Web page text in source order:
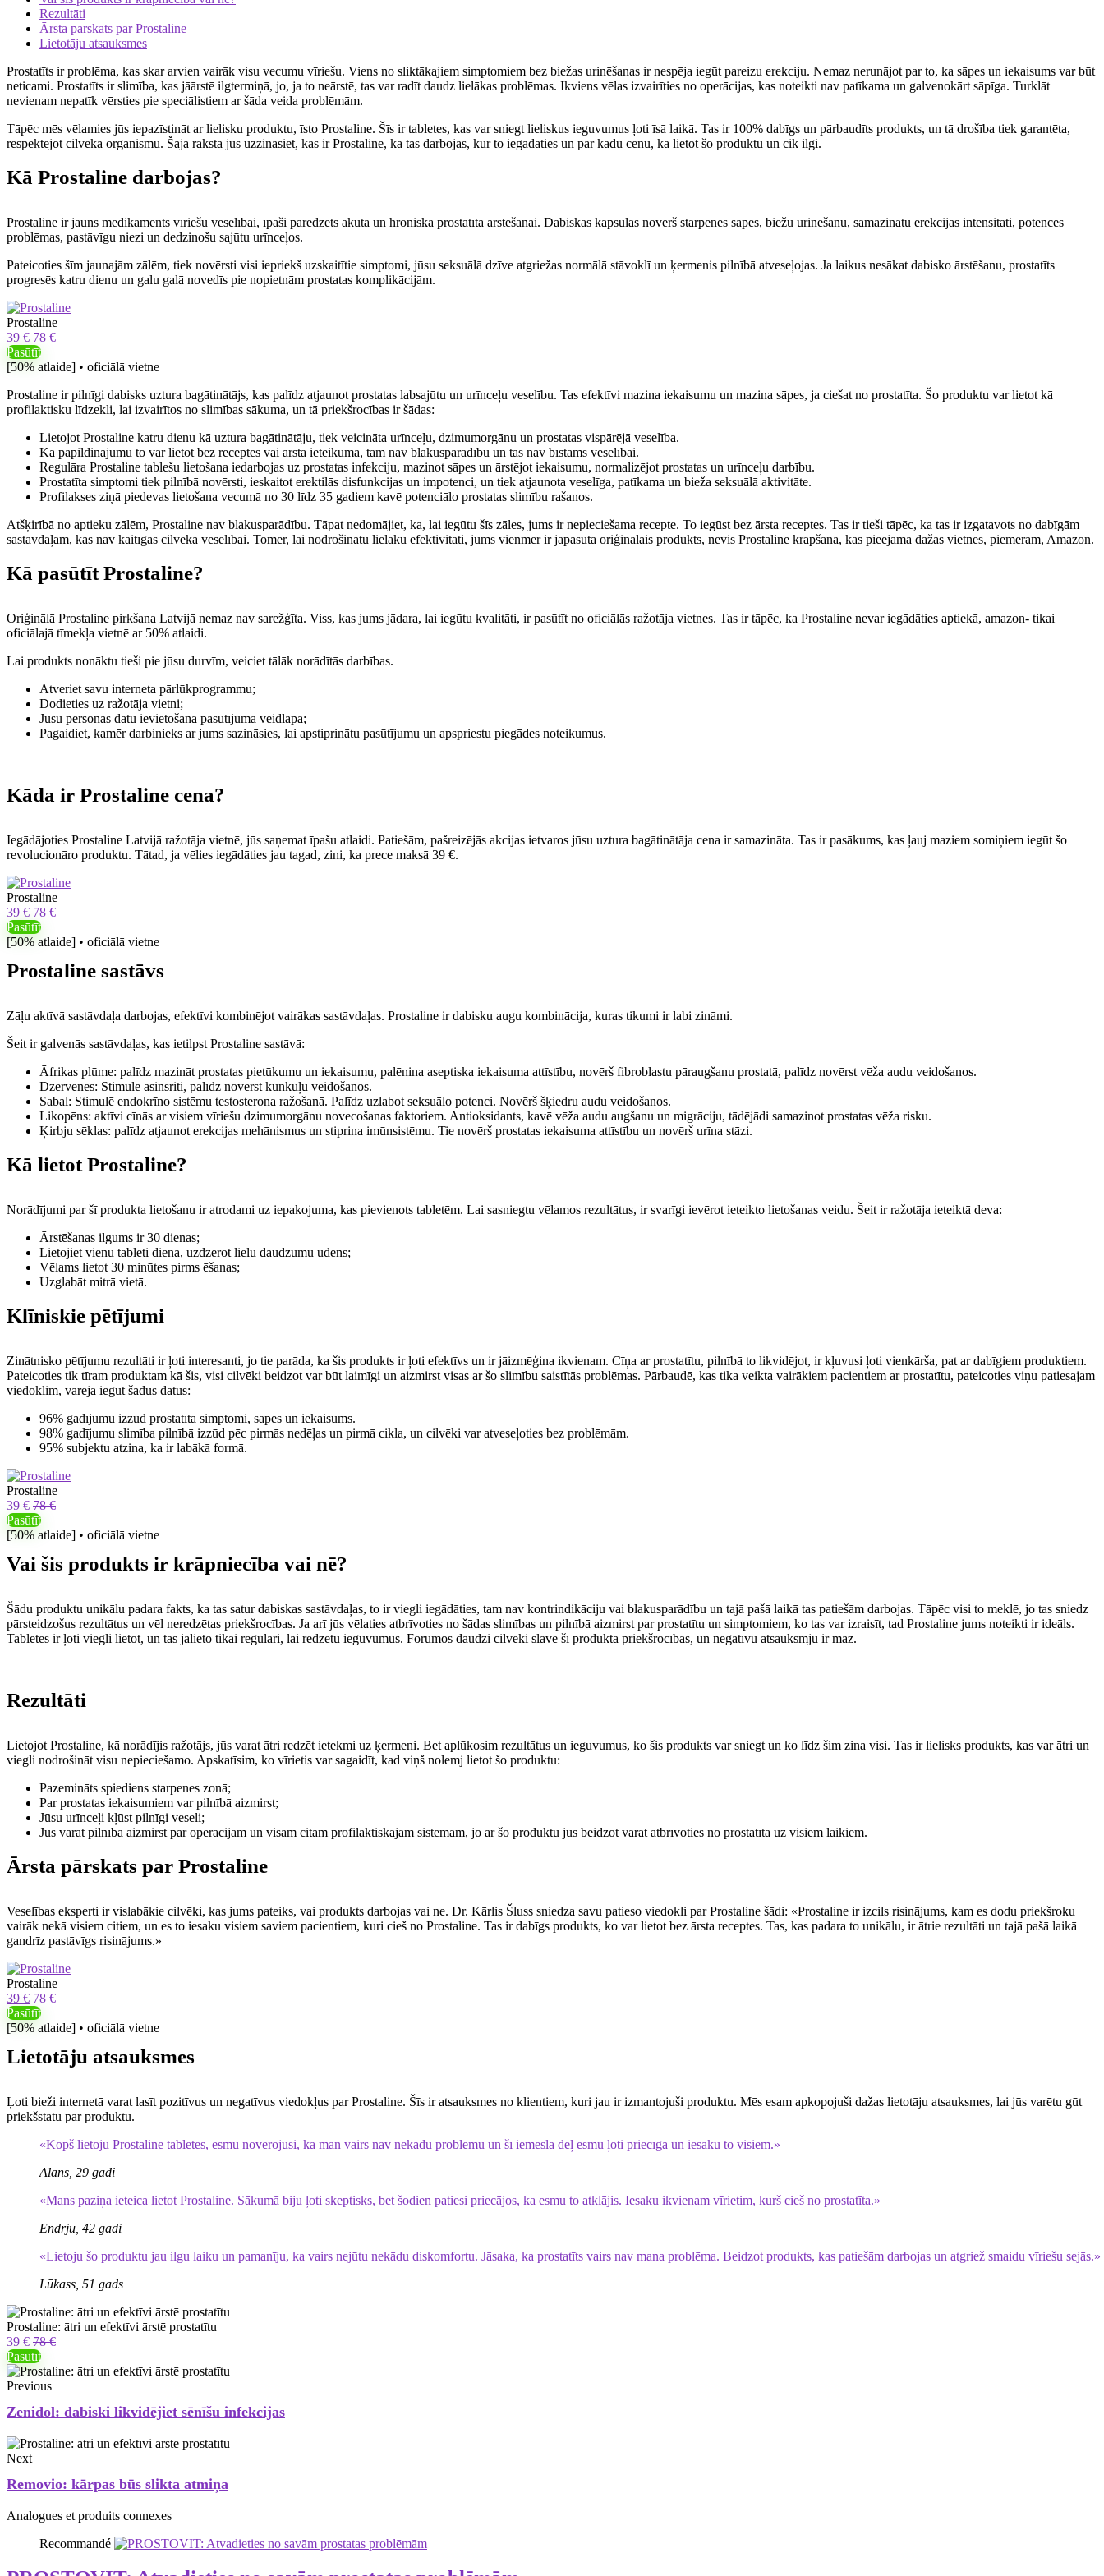
Rezultāti
Ārsta pārskats par Prostaline
Lietotāju atsauksmes
Prostatīts ir problēma, kas skar arvien vairāk visu vecumu vīriešu. Viens no sliktākajiem simptomiem bez biežas urinēšanas ir nespēja iegūt pareizu erekciju. Nemaz nerunājot par to, ka sāpes un iekaisums var būt
neticami. Prostatīts ir slimība, kas jāārstē ilgtermiņā, jo, ja to neārstē, tas var radīt daudz lielākas problēmas. Ikviens vēlas izvairīties no operācijas, kas noteikti nav patīkama un galvenokārt sāpīga. Turklāt
nevienam nepatīk vērsties pie speciālistiem ar šāda veida problēmām.
Tāpēc mēs vēlamies jūs iepazīstināt ar lielisku produktu, īsto Prostaline. Šīs ir tabletes, kas var sniegt lieliskus ieguvumus ļoti īsā laikā. Tas ir 100% dabīgs un pārbaudīts produkts, un tā drošība tiek garantēta,
respektējot cilvēka organismu. Šajā rakstā jūs uzzināsiet, kas ir Prostaline, kā tas darbojas, kur to iegādāties un par kādu cenu, kā lietot šo produktu un cik ilgi.
Kā Prostaline darbojas?
Prostaline ir jauns medikaments vīriešu veselībai, īpaši paredzēts akūta un hroniska prostatīta ārstēšanai. Dabiskās kapsulas novērš starpenes sāpes, biežu urinēšanu, samazinātu erekcijas intensitāti, potences
problēmas, pastāvīgu niezi un dedzinošu sajūtu urīnceļos.
Pateicoties šīm jaunajām zālēm, tiek novērsti visi iepriekš uzskaitītie simptomi, jūsu seksuālā dzīve atgriežas normālā stāvoklī un ķermenis pilnībā atveseļojas. Ja laikus nesākat dabisko ārstēšanu, prostatīts
progresēs katru dienu un galu galā novedīs pie nopietnām prostatas komplikācijām.
Prostaline
39 € 78 €
Pasūtīt
[50% atlaide] • oficiālā vietne
Prostaline ir pilnīgi dabisks uztura bagātinātājs, kas palīdz atjaunot prostatas labsajūtu un urīnceļu veselību. Tas efektīvi mazina iekaisumu un mazina sāpes, ja ciešat no prostatīta. Šo produktu var lietot kā
profilaktisku līdzekli, lai izvairītos no slimības sākuma, un tā priekšrocības ir šādas:
Lietojot Prostaline katru dienu kā uztura bagātinātāju, tiek veicināta urīnceļu, dzimumorgānu un prostatas vispārējā veselība.
Kā papildinājumu to var lietot bez receptes vai ārsta ieteikuma, tam nav blakusparādību un tas nav bīstams veselībai.
Regulāra Prostaline tablešu lietošana iedarbojas uz prostatas infekciju, mazinot sāpes un ārstējot iekaisumu, normalizējot prostatas un urīnceļu darbību.
Prostatīta simptomi tiek pilnībā novērsti, ieskaitot erektilās disfunkcijas un impotenci, un tiek atjaunota veselīga, patīkama un bieža seksuālā aktivitāte.
Profilakses ziņā piedevas lietošana vecumā no 30 līdz 35 gadiem kavē potenciālo prostatas slimību rašanos.
Atšķirībā no aptieku zālēm, Prostaline nav blakusparādību. Tāpat nedomājiet, ka, lai iegūtu šīs zāles, jums ir nepieciešama recepte. To iegūst bez ārsta receptes. Tas ir tieši tāpēc, ka tas ir izgatavots no dabīgām
sastāvdaļām, kas nav kaitīgas cilvēka veselībai. Tomēr, lai nodrošinātu lielāku efektivitāti, jums vienmēr ir jāpasūta oriģinālais produkts, nevis Prostaline krāpšana, kas pieejama dažās vietnēs, piemēram, Amazon.
Kā pasūtīt Prostaline?
Oriģinālā Prostaline pirkšana Latvijā nemaz nav sarežģīta. Viss, kas jums jādara, lai iegūtu kvalitāti, ir pasūtīt no oficiālās ražotāja vietnes. Tas ir tāpēc, ka Prostaline nevar iegādāties aptiekā, amazon- tikai
oficiālajā tīmekļa vietnē ar 50% atlaidi.
Lai produkts nonāktu tieši pie jūsu durvīm, veiciet tālāk norādītās darbības.
Atveriet savu interneta pārlūkprogrammu;
Dodieties uz ražotāja vietni;
Jūsu personas datu ievietošana pasūtījuma veidlapā;
Pagaidiet, kamēr darbinieks ar jums sazināsies, lai apstiprinātu pasūtījumu un apspriestu piegādes noteikumus.
Kāda ir Prostaline cena?
Iegādājoties Prostaline Latvijā ražotāja vietnē, jūs saņemat īpašu atlaidi. Patiešām, pašreizējās akcijas ietvaros jūsu uztura bagātinātāja cena ir samazināta. Tas ir pasākums, kas ļauj maziem somiņiem iegūt šo
revolucionāro produktu. Tātad, ja vēlies iegādāties jau tagad, zini, ka prece maksā 39 €.
Prostaline
39 € 78 €
Pasūtīt
[50% atlaide] • oficiālā vietne
Prostaline sastāvs
Zāļu aktīvā sastāvdaļa darbojas, efektīvi kombinējot vairākas sastāvdaļas. Prostaline ir dabisku augu kombinācija, kuras tikumi ir labi zināmi.
Šeit ir galvenās sastāvdaļas, kas ietilpst Prostaline sastāvā:
Āfrikas plūme: palīdz mazināt prostatas pietūkumu un iekaisumu, palēnina aseptiska iekaisuma attīstību, novērš fibroblastu pāraugšanu prostatā, palīdz novērst vēža audu veidošanos.
Dzērvenes: Stimulē asinsriti, palīdz novērst kunkuļu veidošanos.
Sabal: Stimulē endokrīno sistēmu testosterona ražošanā. Palīdz uzlabot seksuālo potenci. Novērš šķiedru audu veidošanos.
Likopēns: aktīvi cīnās ar visiem vīriešu dzimumorgānu novecošanas faktoriem. Antioksidants, kavē vēža audu augšanu un migrāciju, tādējādi samazinot prostatas vēža risku.
Ķirbju sēklas: palīdz atjaunot erekcijas mehānismus un stiprina imūnsistēmu. Tie novērš prostatas iekaisuma attīstību un novērš urīna stāzi.
Kā lietot Prostaline?
Norādījumi par šī produkta lietošanu ir atrodami uz iepakojuma, kas pievienots tabletēm. Lai sasniegtu vēlamos rezultātus, ir svarīgi ievērot ieteikto lietošanas veidu. Šeit ir ražotāja ieteiktā deva:
Ārstēšanas ilgums ir 30 dienas;
Lietojiet vienu tableti dienā, uzdzerot lielu daudzumu ūdens;
Vēlams lietot 30 minūtes pirms ēšanas;
Uzglabāt mitrā vietā.
Klīniskie pētījumi
Zinātnisko pētījumu rezultāti ir ļoti interesanti, jo tie parāda, ka šis produkts ir ļoti efektīvs un ir jāizmēģina ikvienam. Cīņa ar prostatītu, pilnībā to likvidējot, ir kļuvusi ļoti vienkārša, pat ar dabīgiem produktiem.
Pateicoties tik tīram produktam kā šis, visi cilvēki beidzot var būt laimīgi un aizmirst visas ar šo slimību saistītās problēmas. Pārbaudē, kas tika veikta vairākiem pacientiem ar prostatītu, pateicoties viņu patiesajam
viedoklim, varēja iegūt šādus datus:
96% gadījumu izzūd prostatīta simptomi, sāpes un iekaisums.
98% gadījumu slimība pilnībā izzūd pēc pirmās nedēļas un pirmā cikla, un cilvēki var atveseļoties bez problēmām.
95% subjektu atzina, ka ir labākā formā.
Prostaline
39 € 78 €
Pasūtīt
[50% atlaide] • oficiālā vietne
Vai šis produkts ir krāpniecība vai nē?
Šādu produktu unikālu padara fakts, ka tas satur dabiskas sastāvdaļas, to ir viegli iegādāties, tam nav kontrindikāciju vai blakusparādību un tajā pašā laikā tas patiešām darbojas. Tāpēc visi to meklē, jo tas sniedz
pārsteidzošus rezultātus un vēl neredzētas priekšrocības. Ja arī jūs vēlaties atbrīvoties no šādas slimības un pilnībā aizmirst par prostatītu un simptomiem, ko tas var izraisīt, tad Prostaline jums noteikti ir ideāls.
Tabletes ir ļoti viegli lietot, un tās jālieto tikai regulāri, lai redzētu ieguvumus. Forumos daudzi cilvēki slavē šī produkta priekšrocības, un negatīvu atsauksmju ir maz.
Rezultāti
Lietojot Prostaline, kā norādījis ražotājs, jūs varat ātri redzēt ietekmi uz ķermeni. Bet aplūkosim rezultātus un ieguvumus, ko šis produkts var sniegt un ko līdz šim zina visi. Tas ir lielisks produkts, kas var ātri un
viegli nodrošināt visu nepieciešamo. Apskatīsim, ko vīrietis var sagaidīt, kad viņš nolemj lietot šo produktu:
Pazemināts spiediens starpenes zonā;
Par prostatas iekaisumiem var pilnībā aizmirst;
Jūsu urīnceļi kļūst pilnīgi veseli;
Jūs varat pilnībā aizmirst par operācijām un visām citām profilaktiskajām sistēmām, jo ​​ar šo produktu jūs beidzot varat atbrīvoties no prostatīta uz visiem laikiem.
Ārsta pārskats par Prostaline
Veselības eksperti ir vislabākie cilvēki, kas jums pateiks, vai produkts darbojas vai ne. Dr. Kārlis Šluss sniedza savu patieso viedokli par Prostaline šādi: «Prostaline ir izcils risinājums, kam es dodu priekšroku
vairāk nekā visiem citiem, un es to iesaku visiem saviem pacientiem, kuri cieš no Prostaline. Tas ir dabīgs produkts, ko var lietot bez ārsta receptes. Tas, kas padara to unikālu, ir ātrie rezultāti un tajā pašā laikā
gandrīz pastāvīgs risinājums.»
Prostaline
39 € 78 €
Pasūtīt
[50% atlaide] • oficiālā vietne
Lietotāju atsauksmes
Ļoti bieži internetā varat lasīt pozitīvus un negatīvus viedokļus par Prostaline. Šīs ir atsauksmes no klientiem, kuri jau ir izmantojuši produktu. Mēs esam apkopojuši dažas lietotāju atsauksmes, lai jūs varētu gūt
priekšstatu par produktu.
«Kopš lietoju Prostaline tabletes, esmu novērojusi, ka man vairs nav nekādu problēmu un šī iemesla dēļ esmu ļoti priecīga un iesaku to visiem.»
Alans, 29 gadi
«Mans paziņa ieteica lietot Prostaline. Sākumā biju ļoti skeptisks, bet šodien patiesi priecājos, ka esmu to atklājis. Iesaku ikvienam vīrietim, kurš cieš no prostatīta.»
Endrjū, 42 gadi
«Lietoju šo produktu jau ilgu laiku un pamanīju, ka vairs nejūtu nekādu diskomfortu. Jāsaka, ka prostatīts vairs nav mana problēma. Beidzot produkts, kas patiešām darbojas un atgriež smaidu vīriešu sejās.»
Lūkass, 51 gads
Prostaline: ātri un efektīvi ārstē prostatītu
39 € 78 €
Pasūtīt
Previous
Zenidol: dabiski likvidējiet sēnīšu infekcijas
Next
Removio: kārpas būs slikta atmiņa
Analogues et produits connexes
Recommandé